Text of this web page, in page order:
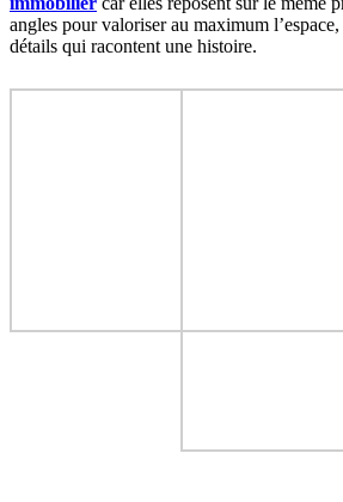
angles pour valoriser au maximum
détails qui racontent une histoire.